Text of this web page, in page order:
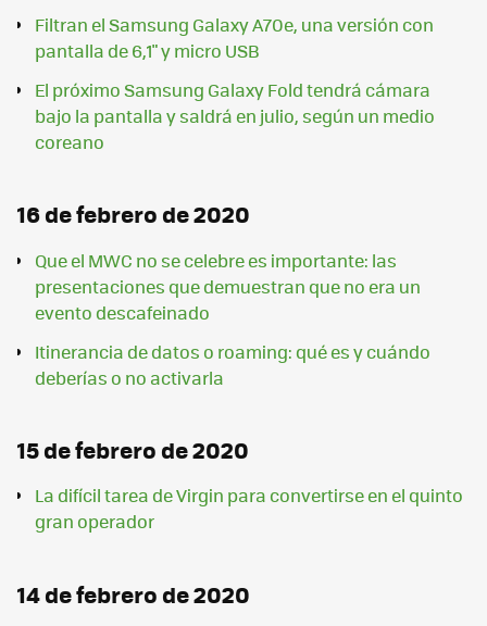
Filtran el Samsung Galaxy A70e, una versión con
pantalla de 6,1" y micro USB
El próximo Samsung Galaxy Fold tendrá cámara
bajo la pantalla y saldrá en julio, según un medio
coreano
16 de febrero de 2020
Que el MWC no se celebre es importante: las
presentaciones que demuestran que no era un
evento descafeinado
Itinerancia de datos o roaming: qué es y cuándo
deberías o no activarla
15 de febrero de 2020
La difícil tarea de Virgin para convertirse en el quinto
gran operador
14 de febrero de 2020